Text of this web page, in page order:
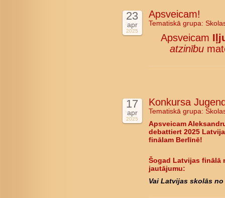
23
apr
2025
Apsveicam!
Tematiskā grupa:
Apsveicam
atzinību
17
apr
2025
Konkursa
Tematiskā grupa:
Apsveicam
debattiert 2025
finālam Berlīnē!
Šogad Latvijas finālā
jautājumu:
Vai Latvijas skolās